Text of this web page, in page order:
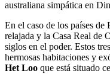
australiana simpática en
En el caso de los países de
relajada y la Casa Real de
siglos en el poder. Estos
hermosas habitaciones y
Het Loo que está situado